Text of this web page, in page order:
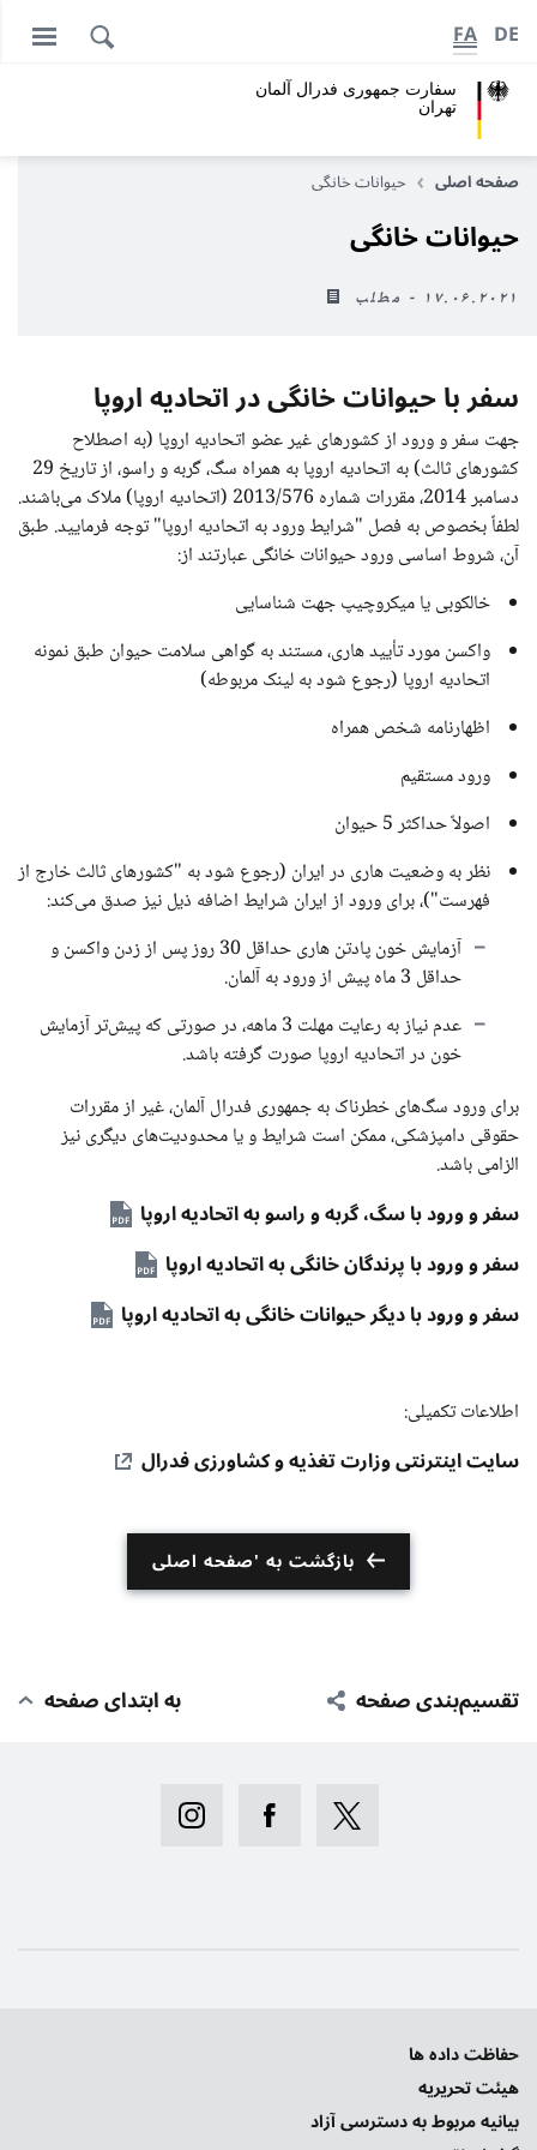
سفارت جمهوری فدرال آلمان
تهران
DE
FA
صفحه اصلی حیوانات خانگی
حیوانات خانگی
۱۷.۰۶.۲۰۲۱ - مطلب
سفر با حیوانات خانگی در اتحادیه اروپا
جهت سفر و ورود از کشورهای غیر عضو اتحادیه اروپا (به اصطلاح
کشورهای ثالث) به اتحادیه اروپا به همراه سگ، گربه و راسو، از تاریخ 29
دسامبر 2014، مقررات شماره 2013/576 (اتحادیه اروپا) ملاک می‌باشند.
لطفاً بخصوص به فصل "شرایط ورود به اتحادیه اروپا" توجه فرمایید. طبق
آن، شروط اساسی ورود حیوانات خانگی عبارتند از:
خالکوبی یا میکروچیپ جهت شناسایی
واکسن مورد تأیید هاری، مستند به گواهی سلامت حیوان طبق نمونه
اتحادیه اروپا (رجوع شود به لینک مربوطه)
اظهارنامه شخص همراه
ورود مستقیم
اصولاً حداکثر 5 حیوان
نظر به وضعیت هاری در ایران (رجوع شود به "کشورهای ثالث خارج از
فهرست")، برای ورود از ایران شرایط اضافه ذیل نیز صدق می‌کند:
آزمایش خون پادتن هاری حداقل 30 روز پس از زدن واکسن و
حداقل 3 ماه پیش از ورود به آلمان.
عدم نیاز به رعایت مهلت 3 ماهه، در صورتی که پیش‌تر آزمایش
خون در اتحادیه اروپا صورت گرفته باشد.
برای ورود سگ‌های خطرناک به جمهوری فدرال آلمان، غیر از مقررات
حقوقی دامپزشکی، ممکن است شرایط و یا محدودیت‌های دیگری نیز
الزامی باشد.
سفر و ورود با سگ، گربه و راسو به اتحادیه اروپا
سفر و ورود با پرندگان خانگی به اتحادیه اروپا
سفر و ورود با دیگر حیوانات خانگی به اتحادیه اروپا
اطلاعات تکمیلی:
سایت اینترنتی وزارت تغذیه و کشاورزی فدرال
بازگشت به 'صفحه اصلی
تقسیم‌بندی صفحه به ابتدای صفحه
حفاظت داده ها
هیئت تحریریه
بیانیه‌ مربوط به دسترسی آزاد